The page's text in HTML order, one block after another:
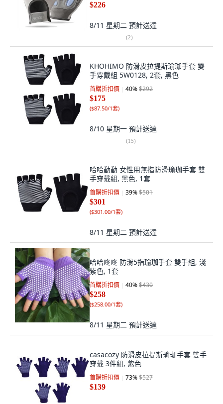
$226
8/11 星期二 預計送達
(2)
KHOHIMO 防滑皮拉提斯瑜珈手套 雙
手穿戴組 5W0128, 2套, 黑色
首購折扣價 40%$292
$175
($87.50/1套)
8/10 星期一 預計送達
(15)
哈哈動動 女性用無指防滑瑜珈手套 雙
手穿戴組, 黑色, 1套
首購折扣價 39%$501
$301
($301.00/1套)
8/11 星期二 預計送達
哈哈咚咚 防滑5指瑜珈手套 雙手組, 淺
紫色, 1套
首購折扣價 40%$430
$258
($258.00/1套)
8/11 星期二 預計送達
casacozy 防滑皮拉提斯瑜珈手套 雙手
穿戴 3件組, 紫色
首購折扣價 73%$527
$139